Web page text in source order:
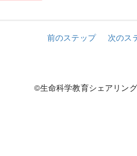
前のステップ 次のス
©生命科学教育シェアリン